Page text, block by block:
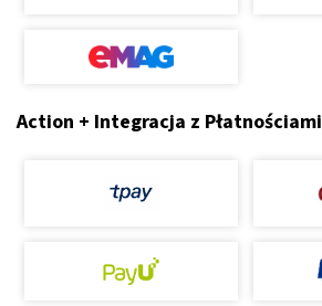
Action + Integracja z Płatnościami